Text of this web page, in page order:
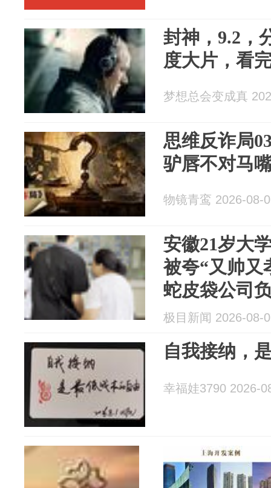
封神，9.2，
度大片，看
梦想总会变成真
思维反诈局
驴唇不对马
物镜青鸾 2026-08-
安徽21岁大
被夸“又帅又
蛇皮袋公司
极目新闻 2026-08-
自我接纳，
幸福娃3790 2026-